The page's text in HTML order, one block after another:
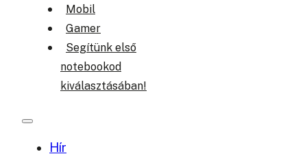
Mobil
Gamer
Segítünk első
notebookod
kiválasztásában!
Hír